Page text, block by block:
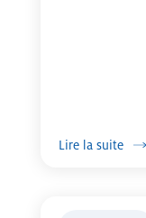
Lire la suite